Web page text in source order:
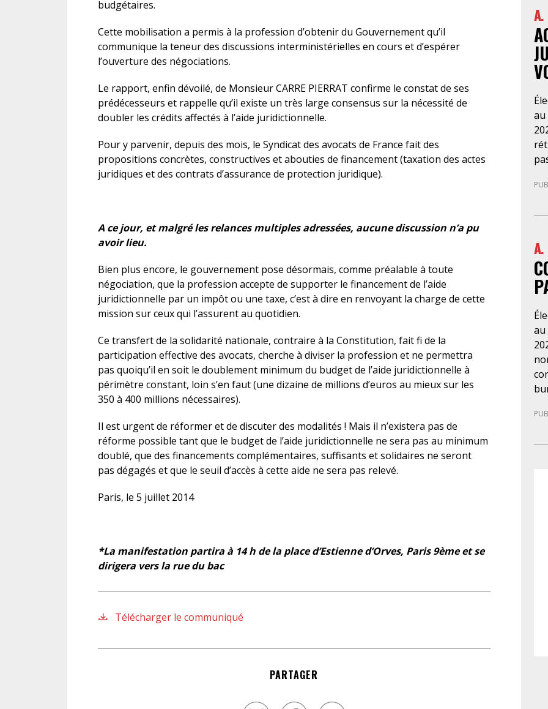
budgétaires.
Cette mobilisation a permis à la profession d’obtenir du Gouvernement qu’il
communique la teneur des discussions interministérielles en cours et d’espérer
l’ouverture des négociations.
Le rapport, enfin dévoilé, de Monsieur CARRE PIERRAT confirme le constat de ses
prédécesseurs et rappelle qu’il existe un très large consensus sur la nécessité de
doubler les crédits affectés à l’aide juridictionnelle.
Pour y parvenir, depuis des mois, le Syndicat des avocats de France fait des
propositions concrètes, constructives et abouties de financement (taxation des actes
juridiques et des contrats d’assurance de protection juridique).
A ce jour, et malgré les relances multiples adressées, aucune discussion n’a pu
avoir lieu.
Bien plus encore, le gouvernement pose désormais, comme préalable à toute
négociation, que la profession accepte de supporter le financement de l’aide
juridictionnelle par un impôt ou une taxe, c’est à dire en renvoyant la charge de cette
mission sur ceux qui l’assurent au quotidien.
Ce transfert de la solidarité nationale, contraire à la Constitution, fait fi de la
participation effective des avocats, cherche à diviser la profession et ne permettra
pas quoiqu’il en soit le doublement minimum du budget de l’aide juridictionnelle à
périmètre constant, loin s’en faut (une dizaine de millions d’euros au mieux sur les
350 à 400 millions nécessaires).
Il est urgent de réformer et de discuter des modalités ! Mais il n’existera pas de
réforme possible tant que le budget de l’aide juridictionnelle ne sera pas au minimum
doublé, que des financements complémentaires, suffisants et solidaires ne seront
pas dégagés et que le seuil d’accès à cette aide ne sera pas relevé.
Paris, le 5 juillet 2014
*La manifestation partira à 14 h de la place d’Estienne d’Orves, Paris 9ème et se
dirigera vers la rue du bac
Télécharger le communiqué
PARTAGER
au
ne
au
de